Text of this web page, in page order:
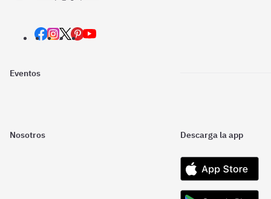
Eventos
Nosotros Descarga la app